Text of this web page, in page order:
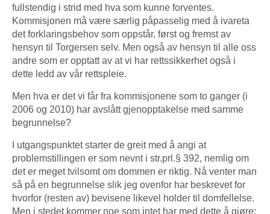
fullstendig i strid med hva som kunne forventes.
Kommisjonen må være særlig påpasselig med å ivareta
det forklaringsbehov som oppstår, først og fremst av
hensyn til Torgersen selv. Men også av hensyn til alle oss
andre som er opptatt av at vi har rettssikkerhet også i
dette ledd av vår rettspleie.
Men hva er det vi får fra kommisjonene som to ganger (i
2006 og 2010) har avslått gjenopptakelse med samme
begrunnelse?
I utgangspunktet starter de greit med å angi at
problemstillingen er som nevnt i str.prl.§ 392, nemlig om
det er meget tvilsomt om dommen er riktig. Nå venter man
så på en begrunnelse slik jeg ovenfor har beskrevet for
hvorfor (resten av) bevisene likevel holder til domfellelse.
Men i stedet kommer noe som intet har med dette å gjøre: